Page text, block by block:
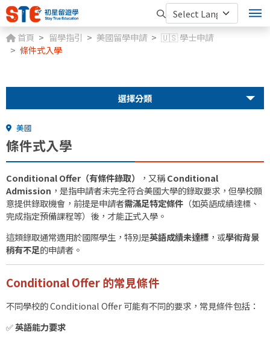
首頁 留學指引 美國留學申請
🇺🇸 學士申請
條件式入學
選擇分類
美國
條件式入學
Conditional Offer（有條件錄取） ，又稱Conditional
Admission ，是指申請者未完全符合美國大學的錄取要求，但學校願
意提供錄取機會，前提是申請者需滿足特定條件 （如英語成績達標、
完成指定預備課程等）後，才能正式入學。
這類錄取通常適用於國際學生，特別是英語成績未達標 ，或學術背景
稍有不足的申請者。
Conditional Offer 的常見條件
不同學校的 Conditional Offer 可能有不同的要求，常見條件包括：
✅英語能力要求